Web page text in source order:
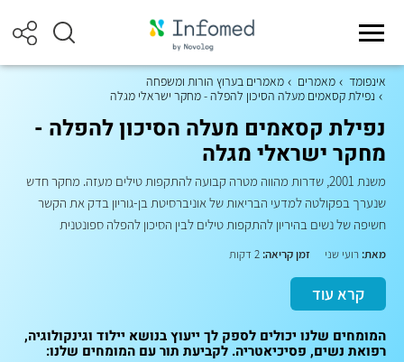
אינפומד מאמרים
מאמרים בערוץ הורות ומשפחה
נפילת קסאמים מעלה הסיכון להפלה - מחקר ישראלי מגלה
נפילת קסאמים מעלה הסיכון להפלה -
מחקר ישראלי מגלה
משנת 2001, שדרות מהווה מטרה קבועה להתקפות טילים מעזה. מחקר חדש
שנערך בפקולטה למדעי הבריאות של אוניברסיטת בן-גוריון בדק את הקשר
חשיפה של נשים בהיריון להתקפות טילים לבין הסיכון להפלה ספונטנית
מאת: רועי שני זמן קריאה:
קרא עוד
המומחים שלנו יכולים לספק לך ייעוץ בנושא יילוד וגינקולוגיה,
רפואת נשים, פסיכיאטריה. לקביעת תור עם המומחים שלנו: